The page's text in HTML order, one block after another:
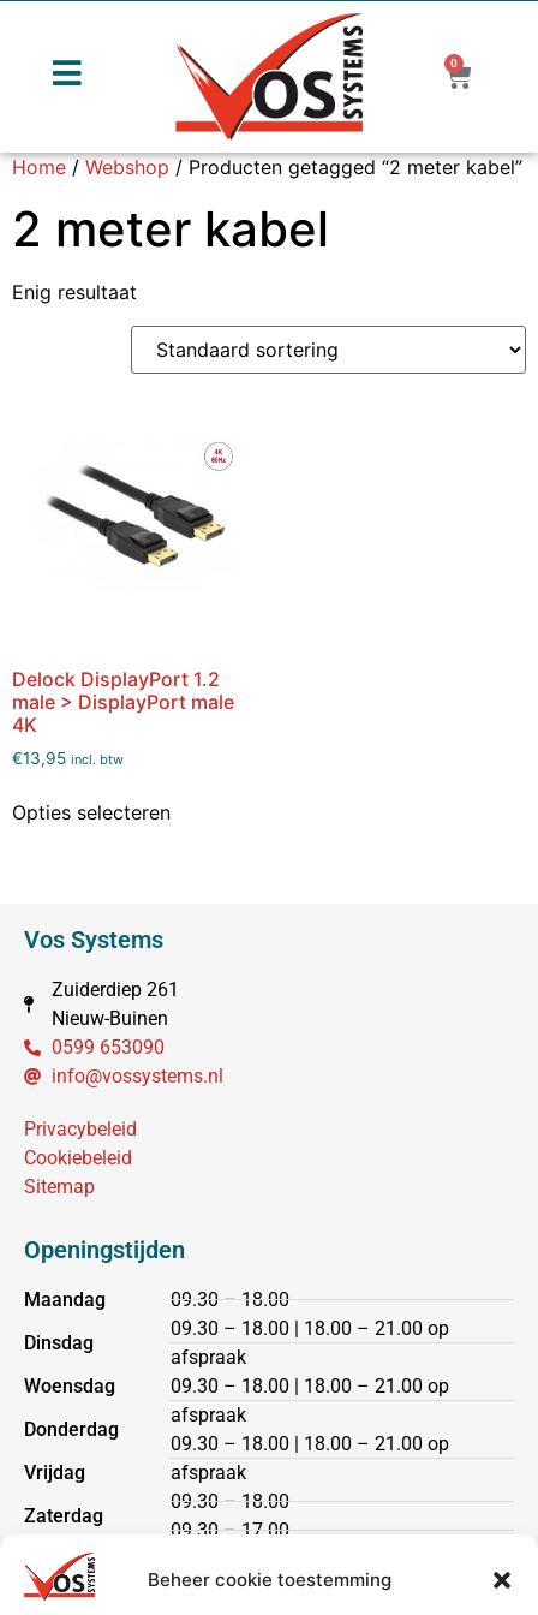
Beheer cookie toestemming
0
Home/Webshop/ Producten getagged “2 meter kabel”
2 meter kabel
Enig resultaat
Delock DisplayPort 1.2
male > DisplayPort male
4K
€13,95 incl. btw
Opties selecteren
Vos Systems
Zuiderdiep 261
Nieuw-Buinen
0599 653090
info@vossystems.nl
Privacybeleid
Cookiebeleid
Sitemap
Openingstijden
Maandag
Dinsdag
Woensdag
Donderdag
Vrijdag
Zaterdag
Zondag
09.30 – 18.00
09.30 – 18.00 | 18.00 – 21.00 op
afspraak
09.30 – 18.00 | 18.00 – 21.00 op
afspraak
09.30 – 18.00 | 18.00 – 21.00 op
afspraak
09.30 – 18.00
09.30 – 17.00